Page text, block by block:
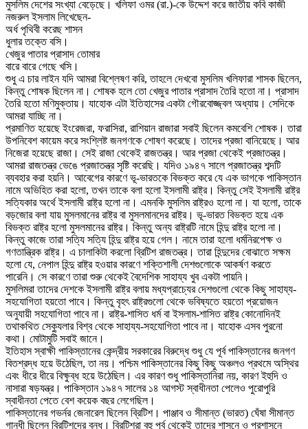
মুসলিম দেশের সংখ্যা বেড়েছে। খলিফা ওমর (রা.)-কে উদ্দেশ করে জাতীয় কবি কাজী
নজরুল ইসলাম লিখেছেন-
অর্ধ পৃথিবী করেছ শাসন
ধুলার তক্তে বসি।
খেজুর পাতার প্রাসাদ তোমার
বারে বারে গেছে খসি।
শুধু এ চার লাইন যদি আমরা বিশ্লেষণ করি, তাহলে দেখবো মুসলিম খলিফারা শাসক ছিলেন,
কিন্তু শোষক ছিলেন না। শোষক হলে তো খেজুর পাতার প্রাসাদ তৈরি হতো না। প্রাসাদ
তৈরি হতো মণিমুক্তায়। যাহোক এটা ইতিহাসের একটা গৌরবোজ্জ্বল অধ্যায়। সেদিকে
আমরা যাচ্ছি না।
প্রমাণিত হয়েছে ইংরেজরা, ফরাসিরা, রাশিয়ান রাজারা সবাই ছিলেন কমবেশি শোষক। তারা
উপনিবেশ কায়েম করে সংশ্লিষ্ট জনগণকে শোষণ করেছে। তাদের প্রজা বানিয়েছে। আর
নিজেরা হয়েছে রাজা। সেই রাজা থেকেই রাজতন্ত্র। আর প্রজা থেকেই প্রজাতন্ত্র।
আমরা রাজতন্ত্র ভেঙে প্রজাতন্ত্র সৃষ্টি করেছি। যদিও ১৯৪৭ সালে প্রজাতন্ত্র শব্দটি
ব্যবহার করা হয়নি। আবেগের কারণে ভূ-ভারতকে বিভক্ত করে যে এক ভাগকে পাকিস্তান
নামে অভিহিত করা হলো, তখন তাকে বলা হলো ইসলামী রাষ্ট্র। কিন্তু সেই ইসলামী রাষ্ট্র
সত্যিকার অর্থে ইসলামী রাষ্ট্র হলো না। এমনকি মুসলিম রাষ্ট্রও হলো না। যা হলো, তাকে
বড়জোর বলা যায় মুসলমানের রাষ্ট্র বা মুসলমানদের রাষ্ট্র। ভূ-ভারত বিভক্ত হয়ে এক
বিভক্ত রাষ্ট্র হলো মুসলমানের রাষ্ট্র। কিন্তু অন্য রাষ্ট্রটি নামে হিন্দু রাষ্ট্র হলো না।
কিন্তু কাজে তারা সত্যি সত্যি হিন্দু রাষ্ট্র হয়ে গেল। নামে তারা হলো ধর্মনিরপেক্ষ ও
গণতান্ত্রিক রাষ্ট্র। এ চালাকিটা করলো ব্রিটিশ রাজতন্ত্র। তারা হিন্দুদের বোঝাতে সক্ষম
হলো যে, নেপাল হিন্দু রাষ্ট্র হওয়ার কারণে শক্তিশালী দেশগুলোকে আকর্ষণ করতে
পারেনি। সে কারণে তারা শুরু থেকেই বৈদেশিক সাহায্য খুব একটা পায়নি।
মুসলিমরা তাদের দেশকে ইসলামী রাষ্ট্র বলায় মধ্যপ্রাচ্যের দেশগুলো থেকে কিছু সাহায্য-
সহযোগিতা হয়তো পাবে। কিন্তু বৃহৎ রাষ্ট্রগুলো থেকে ভবিষ্যতে হয়তো প্রয়োজন
অনুযায়ী সহযোগিতা পাবে না। রাষ্ট্র-শাসিত ধর্ম বা ইসলাম-শাসিত রাষ্ট্র কোনোদিনই
তথাকথিত সেক্যুলার বিশ্ব থেকে সাহায্য-সহযোগিতা পাবে না। যাহোক এসব পুরনো
কথা। মোটামুটি সবাই জানে।
ইতিহাস স্বাক্ষী পাকিস্তানের কেন্দ্রীয় সরকারের বিরুদ্ধে শুধু যে পূর্ব পাকিস্তানের জনগণ
বিতশ্রদ্ধ হয়ে উঠেছিল, তা নয়। পশ্চিম পাকিস্তানের কিছু কিছু অঞ্চলও প্রথমে অস্থির
এবং ধীরে ধীরে বিক্ষুব্ধ হয়ে উঠেছিল। এর কারণ শুধু পাকিস্তানিরা নয়, কারণ ইহুদি ও
নাসারা ষড়যন্ত্র। পাকিস্তান ১৯৪৭ সালের ১৪ আগস্ট স্বাধীনতা পেলেও পুরোপুরি
স্বাধীনতা পেতে বেশ কয়েক বছর লেগেছিল।
পাকিস্তানের গভর্নর জেনারেল ছিলেন ব্রিটিশ। পাঞ্জাব ও সীমান্ত (ভারত) ঘেঁষা সীমান্ত
গান্ধী ছিলেন ব্রিটিশদের বন্ধু। ব্রিটিশরা বহু পূর্ব থেকেই তাদের শাসনে ও প্রশাসনে